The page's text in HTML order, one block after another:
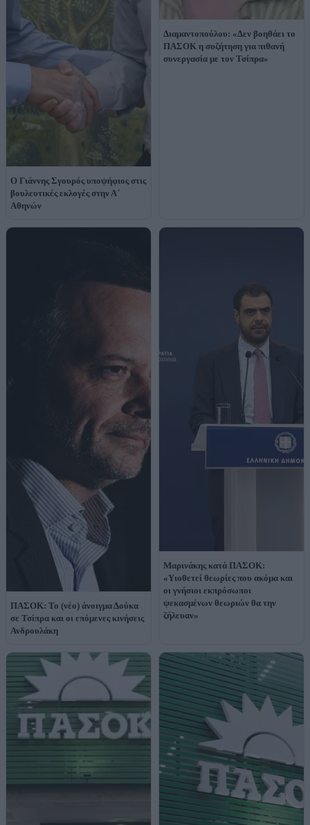
Ο Γιάννης Σγουρός υποψήφιος στις
βουλευτικές εκλογές στην Α΄
Αθηνών
Διαμαντοπούλου: «Δεν βοηθάει το
ΠΑΣΟΚ η συζήτηση για πιθανή
συνεργασία με τον Τσίπρα»
ΠΑΣΟΚ: Το (νέο) άνοιγμα Δούκα
σε Τσίπρα και οι επόμενες κινήσεις
Ανδρουλάκη
Μαρινάκης κατά ΠΑΣΟΚ:
«Υιοθετεί θεωρίες που ακόμα και
οι γνήσιοι εκπρόσωποι
ψεκασμένων θεωριών θα την
ζήλευαν»